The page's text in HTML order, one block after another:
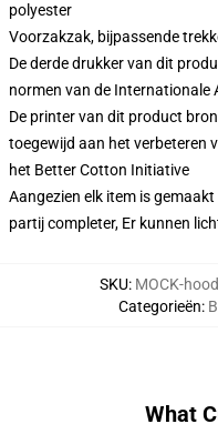
polyester
Voorzakzak, bijpassende
De derde drukker van dit
normen van de Internationale
De printer van dit product
toegewijd aan het verbeteren
het Better Cotton Initiative
Aangezien elk item is
partij completer, Er kunnen
SKU: MOCK-
Categorieën:
What